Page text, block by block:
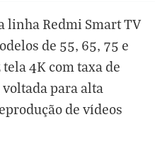
linha Redmi Smart TV
de 55, 65, 75 e
4K com taxa de
para alta
de vídeos